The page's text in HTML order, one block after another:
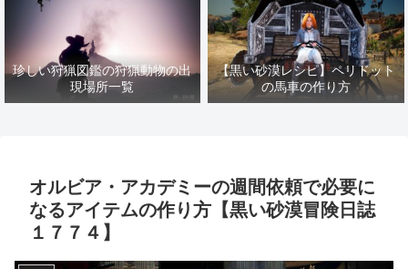
珍しい狩猟図鑑の狩猟動物の出
現場所一覧
【黒い砂漠レシピ】ペリドット
の馬車の作り方
オルビア・アカデミーの週間依頼で必要に
なるアイテムの作り方【黒い砂漠冒険日誌
１７７４】